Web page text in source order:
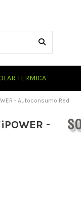
TERMICA
- Autoconsumo Red
-